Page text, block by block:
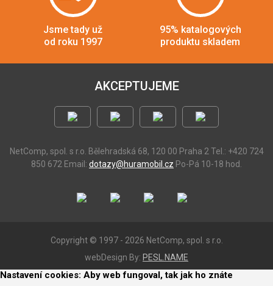
Jsme tady už
od roku 1997
95% katalogových
produktu skladem
AKCEPTUJEME
NetComp, spol. s r.o. Bělehradská 68, 120 00 Praha 2 Tel.: +420 724
850 672 Email: dotazy@huramobil.cz Po-Pá 10-18 hod.
Copyright © 1997 - 2026 NetComp, spol. s r.o.
webDesign By: PESL.NAME
Nastavení cookies: Aby web fungoval, tak jak ho znáte